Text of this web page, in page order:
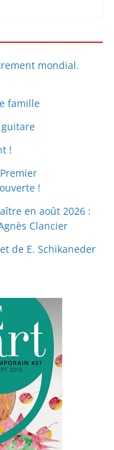
mondial.
famille
guitare
!
!
en août 2026 :
Clancier
de E. Schikaneder